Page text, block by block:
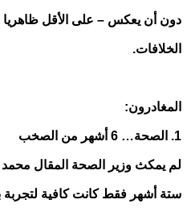
دون أن يعكس – على الأقل ظاهريا
الخلافات.
المغادرون:
1. الصحة… 6 أشهر من الصخب
لم يمكث وزير الصحة المقال
ستة أشهر فقط كانت كافية لتجربة